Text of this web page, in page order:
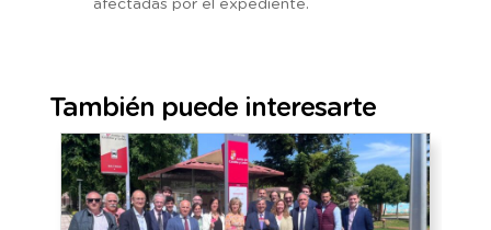
afectadas por el expediente.
También puede interesarte